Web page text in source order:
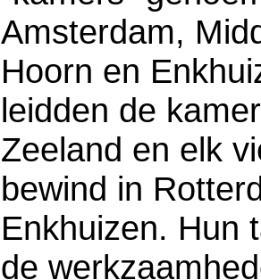
Amsterdam,
Hoorn en
leidden de
Zeeland en elk
bewind in
Enkhuizen. Hun
de